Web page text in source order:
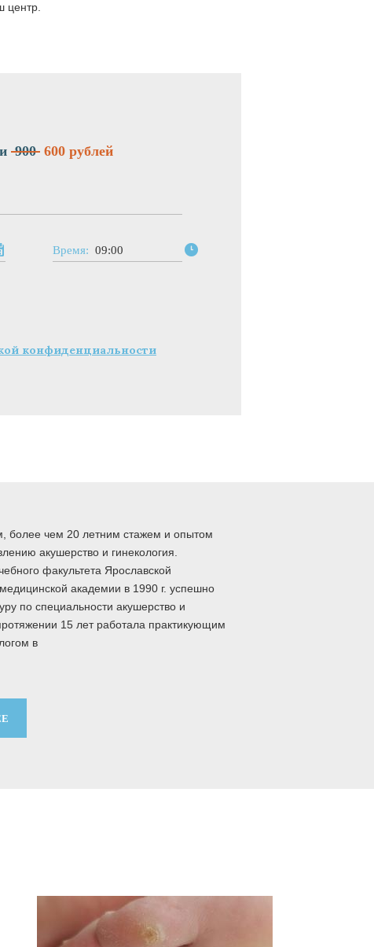
центр.
900 600 рублей
Время: 09:00
конфиденциальности
более чем 20 летним стажем и опытом
акушерство и гинекология.
факультета Ярославской
академии в 1990 г. успешно
по специальности акушерство и
15 лет работала практикующим
в